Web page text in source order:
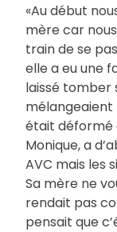
«Au début
mère car
train de se
elle a eu une
laissé tomber
mélangeaient
était déformé
Monique, a
AVC mais les
Sa mère ne
rendait pas
pensait que